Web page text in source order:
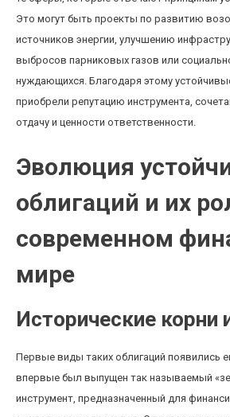
Это могут быть проекты по развитию
источников энергии, улучшению
выбросов парниковых газов или
нуждающихся. Благодаря этому
приобрели репутацию инструмента,
отдачу и ценности ответственности.
Эволюция
облигаций и их
современном
мире
Исторические корни
Первые виды таких облигаций появились
впервые был выпущен так называемый
инструмент, предназначенный для